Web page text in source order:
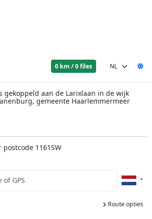
0 km / 0 files
gekoppeld aan de Larixlaan in de wijk
gemeente Haarlemmermeer
1161SW
Route opties